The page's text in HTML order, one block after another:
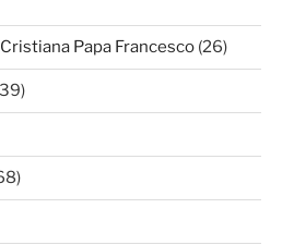
Papa Francesco (26)